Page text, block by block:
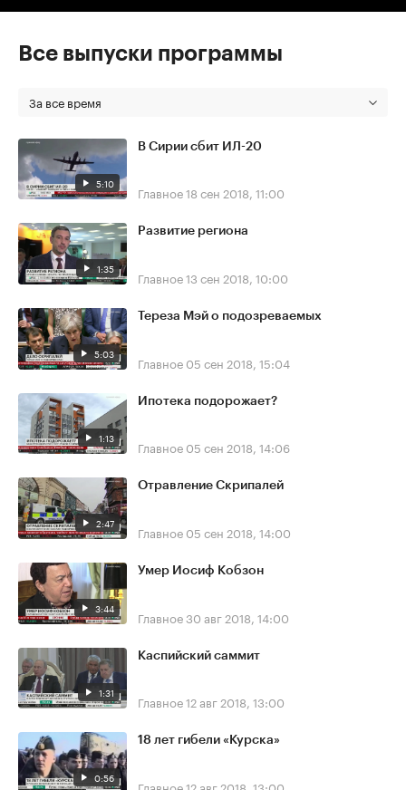
Все выпуски программы
За все время
5:10
В Сирии сбит ИЛ-20
Главное18 сен 2018, 11:00
1:35
Развитие региона
Главное13 сен 2018, 10:00
5:03
Тереза Мэй о подозреваемых
Главное 05 сен 2018, 15:04
1:13
Ипотека подорожает?
Главное 05 сен 2018, 14:06
2:47
Отравление Скрипалей
Главное 05 сен 2018, 14:00
3:44
Умер Иосиф Кобзон
Главное30 авг 2018, 14:00
1:31
Каспийский саммит
Главное12 авг 2018, 13:00
0:56
18 лет гибели «Курска»
Главное12 авг 2018, 13:00